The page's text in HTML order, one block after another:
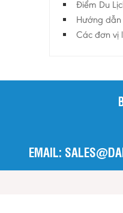
Điểm Du
Hướng
Các đơn vị
EMAIL: